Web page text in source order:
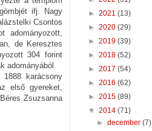
ifj. Nagy
Csontos
adományozott,
de Keresztes
304 forint
adományából.
karácsony
első gyereket,
Zsuzsanna
► 2021 (13)
► 2020 (29)
► 2019 (39)
► 2018 (52)
► 2017 (54)
► 2016 (62)
► 2015 (89)
▼ 2014 (71)
►december(7)